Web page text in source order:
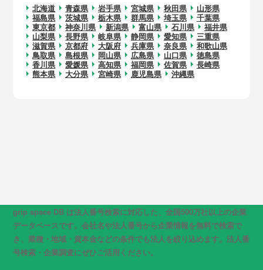
北海道 青森県 岩手県 宮城県 秋田県
山形県
福島県
茨城県 栃木県 群馬県 埼玉県
千葉県
東京都
神奈川県 新潟県 富山県 石川県
福井県
山梨県
長野県 岐阜県 静岡県 愛知県
三重県
滋賀県
京都府 大阪府 兵庫県 奈良県
和歌山県
鳥取県
島根県 岡山県 広島県 山口県
徳島県
香川県
愛媛県 高知県 福岡県 佐賀県
長崎県
熊本県
大分県 宮崎県 鹿児島県 沖縄県
grip space DB は法人番号検索に対応した、全国500万社以上の企業
データベースです。会社名や法人番号から企業情報を無料で検索で
き、業種・地域・資本金などの条件でも法人を絞り込めます。法人番
号検索・企業調査にぜひご活用ください。